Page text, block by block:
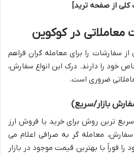
از صفحه ترید]
از سفارشات را برای معامله گران فراهم
خود را دارند. درک این انواع سفارش،
ضروری است.
ترین روش برای خرید یا فروش ارز
معامله گر به صرافی اعلام می
فوراً با بهترین قیمت موجود در بازار